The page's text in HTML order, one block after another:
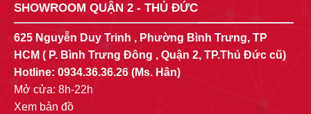
SHOWROOM QUẬN 2 - THỦ ĐỨC
625 Nguyễn Duy Trinh , Phường Bình Trưng, TP
HCM ( P. Bình Trưng Đông , Quận 2, TP.Thủ Đức cũ)
Hotline: 0934.36.36.26 (Ms. Hân)
Mở cửa: 8h-22h
Xem bản đồ